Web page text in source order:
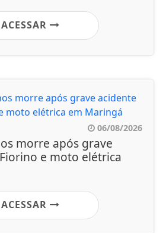
ACESSAR
06/08/2026
morre após grave
e moto elétrica
ACESSAR